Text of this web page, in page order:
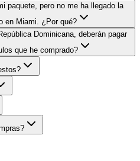
paquete, pero no me ha llegado la
en Miami. ¿Por qué?
Dominicana, deberán pagar
que he comprado?